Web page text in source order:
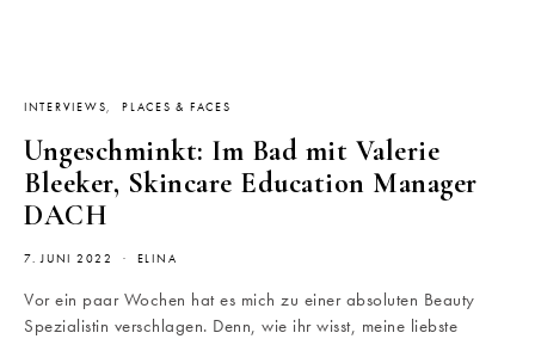
INTERVIEWS PLACES & FACES
Ungeschminkt: Im Bad mit Valerie
Bleeker, Skincare Education Manager
DACH
7. JUNI 2022 ELINA
Vor ein paar Wochen hat es mich zu einer absoluten Beauty
Spezialistin verschlagen. Denn, wie ihr wisst, meine liebste